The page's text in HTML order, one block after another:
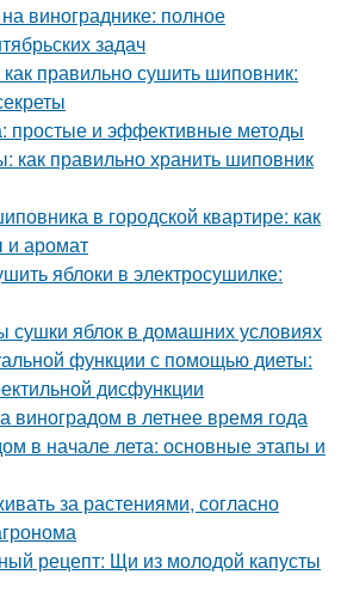
винограднике: полное
задач
как правильно сушить шиповник:
простые и эффективные методы
как правильно хранить шиповник
в городской квартире: как
и аромат
яблоки в электросушилке:
сушки яблок в домашних условиях
функции с помощью диеты:
дисфункции
виноградом в летнее время года
в начале лета: основные этапы и
за растениями, согласно
рецепт: Щи из молодой капусты